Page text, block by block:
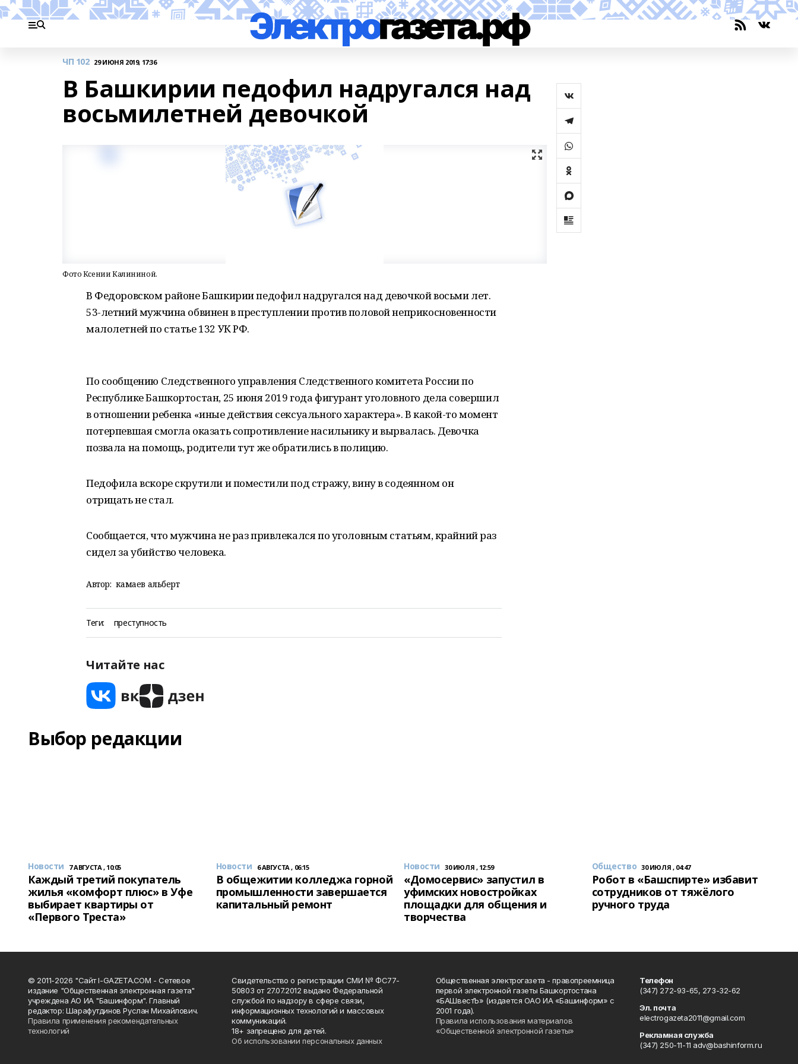
ЧП 102 29 ИЮНЯ 2019, 17:36
В Башкирии педофил надругался над
восьмилетней девочкой
Фото Ксении Калининой.
В Федоровском районе Башкирии педофил надругался над девочкой восьми лет.
53-летний мужчина обвинен в преступлении против половой неприкосновенности
малолетней по статье 132 УК РФ.
По сообщению Следственного управления Следственного комитета России по
Республике Башкортостан, 25 июня 2019 года фигурант уголовного дела совершил
в отношении ребенка «иные действия сексуального характера». В какой-то момент
потерпевшая смогла оказать сопротивление насильнику и вырвалась. Девочка
позвала на помощь, родители тут же обратились в полицию.
Педофила вскоре скрутили и поместили под стражу, вину в содеянном он
отрицать не стал.
Сообщается, что мужчина не раз привлекался по уголовным статьям, крайний раз
сидел за убийство человека.
Автор: камаев альберт
Теги: преступность
Читайте нас
Выбор редакции
Новости 7 АВГУСТА , 10:05
Каждый третий покупатель
жилья «комфорт плюс» в Уфе
выбирает квартиры от
«Первого Треста»
Новости 6 АВГУСТА , 06:15
В общежитии колледжа горной
промышленности завершается
капитальный ремонт
Новости 30 ИЮЛЯ , 12:59
«Домосервис» запустил в
уфимских новостройках
площадки для общения и
творчества
Общество 30 ИЮЛЯ , 04:47
Робот в «Башспирте» избавит
сотрудников от тяжёлого
ручного труда
© 2011-2026 "Сайт I-GAZETA.COM - Сетевое
издание "Общественная электронная газета"
учреждена АО ИА "Башинформ". Главный
редактор: Шарафутдинов Руслан Михайлович.
Правила применения рекомендательных
технологий
Свидетельство о регистрации СМИ № ФС77-
50803 от 27.07.2012 выдано Федеральной
службой по надзору в сфере связи,
информационных технологий и массовых
коммуникаций.
18+ запрещено для детей.
Об использовании персональных данных
Общественная электрогазета - правопреемница
первой электронной газеты Башкортостана
«БАШвестЪ» (издается ОАО ИА «Башинформ» с
2001 года).
Правила использования материалов
«Общественной электронной газеты»
Телефон
(347) 272-93-65, 273-32-62
Эл. почта
electrogazeta2011@gmail.com
Рекламная служба
(347) 250-11-11 adv@bashinform.ru